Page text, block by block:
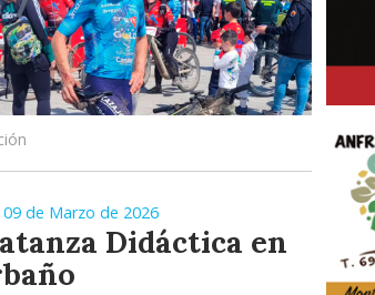
09 de Marzo de 2026
Didáctica en